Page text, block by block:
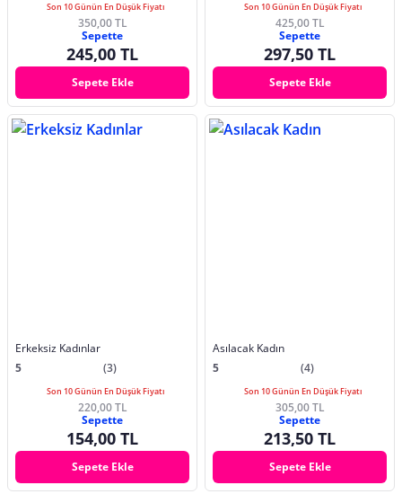
Son 10 Günün En Düşük Fiyatı
350,00 TL
Sepette
245,00 TL
Sepete Ekle
Son 10 Günün En Düşük Fiyatı
425,00 TL
Sepette
297,50 TL
Sepete Ekle
Erkeksiz Kadınlar
5
(3)
Son 10 Günün En Düşük Fiyatı
220,00 TL
Sepette
154,00 TL
Sepete Ekle
Asılacak Kadın
5
(4)
Son 10 Günün En Düşük Fiyatı
305,00 TL
Sepette
213,50 TL
Sepete Ekle